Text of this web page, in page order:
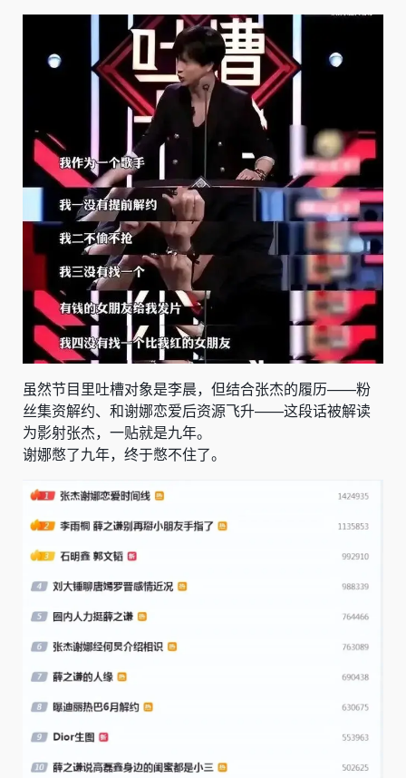
虽然节目里吐槽对象是李晨，但结合张杰的履历——粉
丝集资解约、和谢娜恋爱后资源飞升——这段话被解读
为影射张杰，一贴就是九年。
谢娜憋了九年，终于憋不住了。